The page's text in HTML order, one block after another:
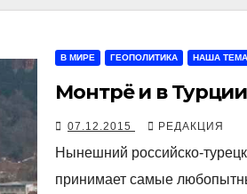
В МИРЕ ГЕОПОЛИТИКА НАША ТЕМА
Монтрё и в
07.12.2015 РЕДАКЦИЯ
Нынешний российско-
принимает самые